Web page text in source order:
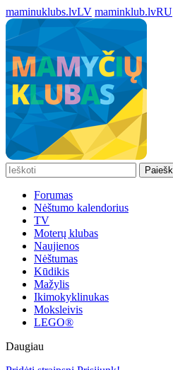
maminuklubs.lvLV maminklub.lvRU
Forumas
Nėštumo kalendorius
TV
Moterų klubas
Naujienos
Nėštumas
Kūdikis
Mažylis
Ikimokyklinukas
Moksleivis
LEGO®
Daugiau